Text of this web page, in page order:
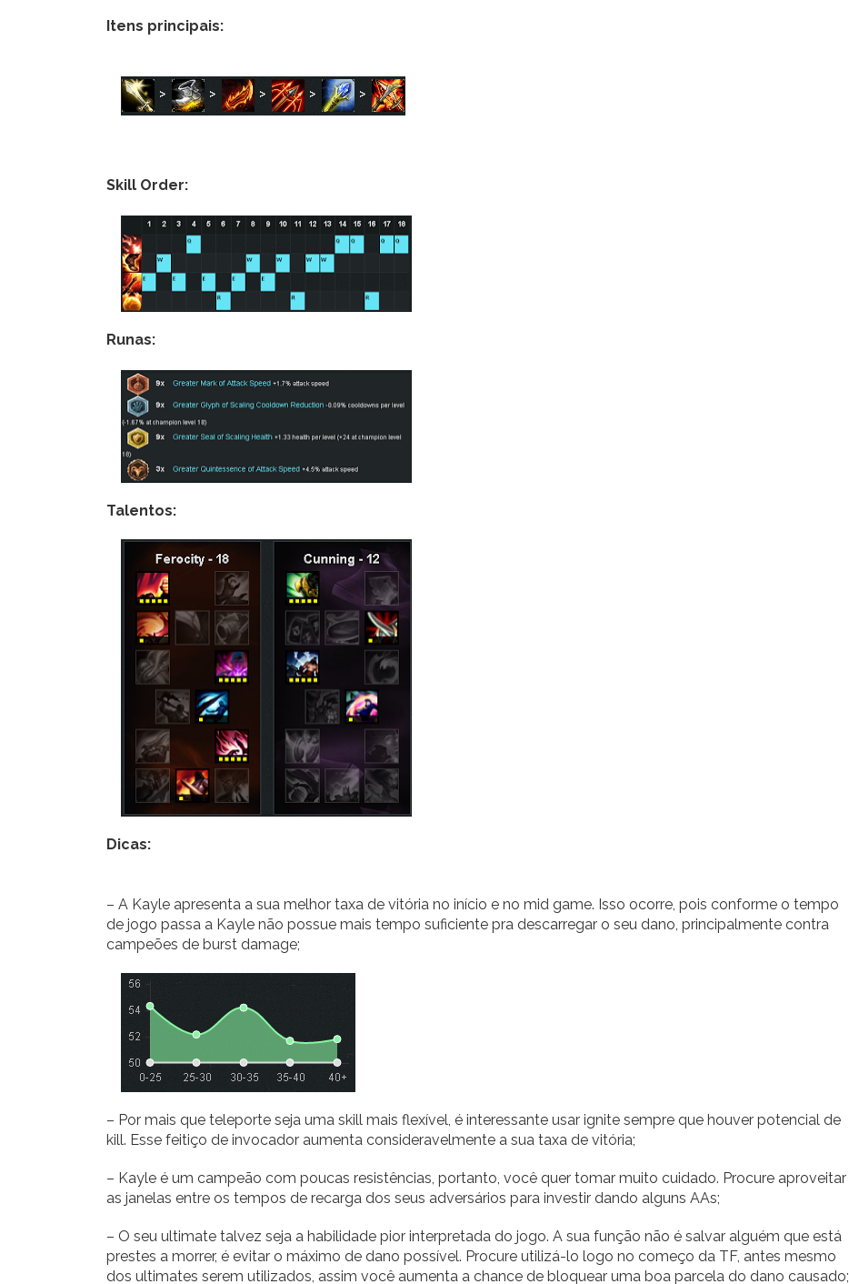
Itens principais:
Skill Order:
Runas:
Talentos:
Dicas:
– A Kayle apresenta a sua melhor taxa de vitória no início e no mid game. Isso ocorre, pois conforme o tempo
de jogo passa a Kayle não possue mais tempo suficiente pra descarregar o seu dano, principalmente contra
campeões de burst damage;
– Por mais que teleporte seja uma skill mais flexível, é interessante usar ignite sempre que houver potencial de
kill. Esse feitiço de invocador aumenta consideravelmente a sua taxa de vitória;
– Kayle é um campeão com poucas resistências, portanto, você quer tomar muito cuidado. Procure aproveitar
as janelas entre os tempos de recarga dos seus adversários para investir dando alguns AAs;
– O seu ultimate talvez seja a habilidade pior interpretada do jogo. A sua função não é salvar alguém que está
prestes a morrer, é evitar o máximo de dano possível. Procure utilizá-lo logo no começo da TF, antes mesmo
dos ultimates serem utilizados, assim você aumenta a chance de bloquear uma boa parcela do dano causado;